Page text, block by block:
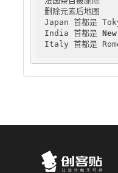
删除元素后地图
Japan 首都是
India 首都是 New
Italy 首都是